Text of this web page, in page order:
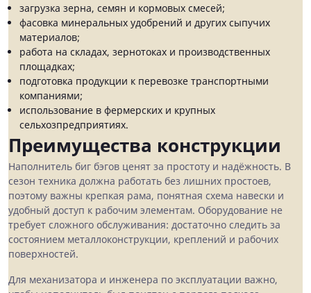
загрузка зерна, семян и кормовых смесей;
фасовка минеральных удобрений и других сыпучих
материалов;
работа на складах, зернотоках и производственных
площадках;
подготовка продукции к перевозке транспортными
компаниями;
использование в фермерских и крупных
сельхозпредприятиях.
Преимущества конструкции
Наполнитель биг бэгов ценят за простоту и надёжность. В
сезон техника должна работать без лишних простоев,
поэтому важны крепкая рама, понятная схема навески и
удобный доступ к рабочим элементам. Оборудование не
требует сложного обслуживания: достаточно следить за
состоянием металлоконструкции, креплений и рабочих
поверхностей.
Для механизатора и инженера по эксплуатации важно,